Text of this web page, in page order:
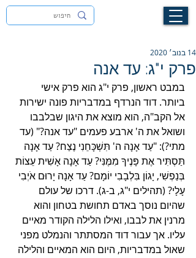
פרק י"ג: עד אנה
14 בנוב׳ 2020
במבט ראשון, פרק י"ג הוא פרק אישי
ביותר. דוד הנרדף במדבריות פונה ישירות
אל הקב"ה, הוא מוצא את היגון שבלבבו
ושואל את ה' ארבע פעמים "עד אנה?" (עד
מתי?): "עַד אָנָה ה' תִּשְׁכָּחֵנִי נֶצַח? עַד אָנָה
תַּסְתִּיר אֶת פָּנֶיךָ מִמֶּנִּי? עַד אָנָה אָשִׁית עֵצוֹת
בְּנַפְשִׁי, יָגוֹן בִּלְבָבִי יוֹמָם? עַד אָנָה יָרוּם אֹיְבִי
עָלָי? (תהילים י"ג, ב-ג). דרכו של עולם
שהיום נוסך באדם תחושת בטחון והוא
מרנין את לבבו, ואילו הלילה הקודר מאיים
עליו. אך עבור דוד המסתתר והנמלט מפני
שאול במדבריות, היום הוא המאיים והלילה